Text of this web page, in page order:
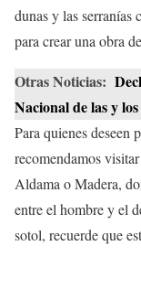
dunas y las serranías
para crear una obra
Otras Noticias:
Nacional de las y
Para quienes deseen
recomendamos
Aldama o Madera,
entre el hombre y el
sotol, recuerde que